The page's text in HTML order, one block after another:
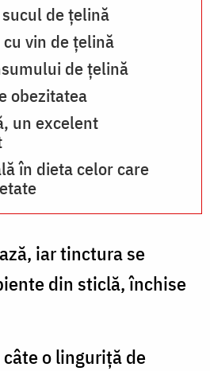
de țelină
vin de țelină
de țelină
obezitatea
un excelent
în dieta celor care
iar tinctura se
din sticlă, închise
o linguriță de